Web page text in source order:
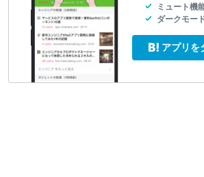
ミュート機
ダークモー
アプリを